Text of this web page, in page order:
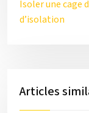
Isoler une cage
d’isolation
Articles